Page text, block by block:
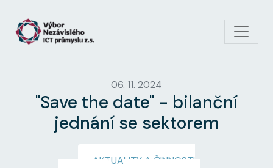
06. 11. 2024
"Save the date" - bilanční
jednání se sektorem
AKTUALITY A ČINNOSTI